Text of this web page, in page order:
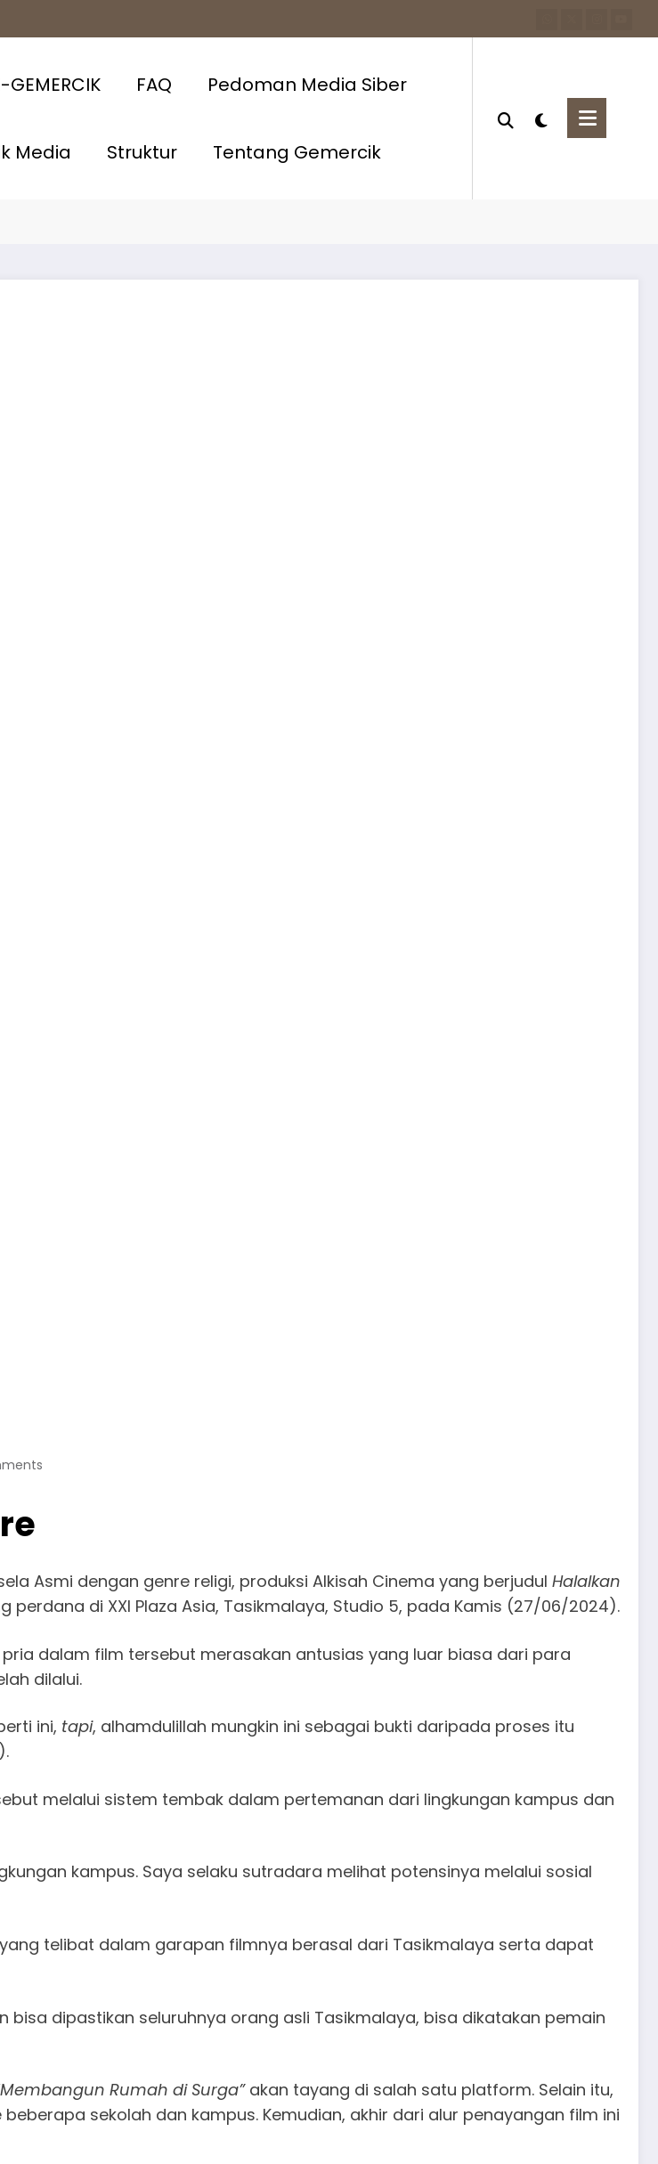
GEMERCIK FAQ Pedoman Media Siber
Media Struktur Tentang Gemercik
Asmi dengan genre religi, produksi Alkisah Cinema yang berjudul Halalkan
perdana di XXI Plaza Asia, Tasikmalaya, Studio 5, pada Kamis (27/06/2024).
dalam film tersebut merasakan antusias yang luar biasa dari para
dilalui.
ini, tapi, alhamdulillah mungkin ini sebagai bukti daripada proses itu
melalui sistem tembak dalam pertemanan dari lingkungan kampus dan
kampus. Saya selaku sutradara melihat potensinya melalui sosial
telibat dalam garapan filmnya berasal dari Tasikmalaya serta dapat
bisa dipastikan seluruhnya orang asli Tasikmalaya, bisa dikatakan pemain
Rumah di Surga”akan tayang di salah satu platform. Selain itu,
sekolah dan kampus. Kemudian, akhir dari alur penayangan film ini